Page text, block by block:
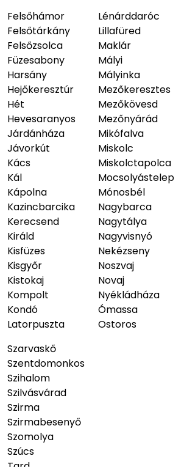
Felsőhámor
Felsőtárkány
Felsőzsolca
Füzesabony
Harsány
Hejőkeresztúr
Hét
Hevesaranyos
Járdánháza
Jávorkút
Kács
Kál
Kápolna
Kazincbarcika
Kerecsend
Királd
Kisfüzes
Kisgyőr
Kistokaj
Kompolt
Kondó
Latorpuszta
Lénárddaróc
Lillafüred
Maklár
Mályi
Mályinka
Mezőkeresztes
Mezőkövesd
Mezőnyárád
Mikófalva
Miskolc
Miskolctapolca
Mocsolyástelep
Mónosbél
Nagybarca
Nagytálya
Nagyvisnyó
Nekézseny
Noszvaj
Novaj
Nyékládháza
Ómassa
Ostoros
Szarvaskő
Szentdomonkos
Szihalom
Szilvásvárad
Szirma
Szirmabesenyő
Szomolya
Szúcs